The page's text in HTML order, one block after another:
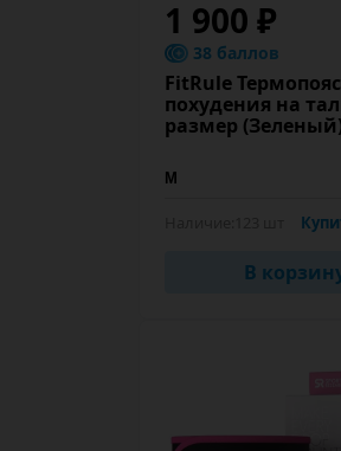
1 900 ₽
38 баллов
FitRule
похудения на
размер
В